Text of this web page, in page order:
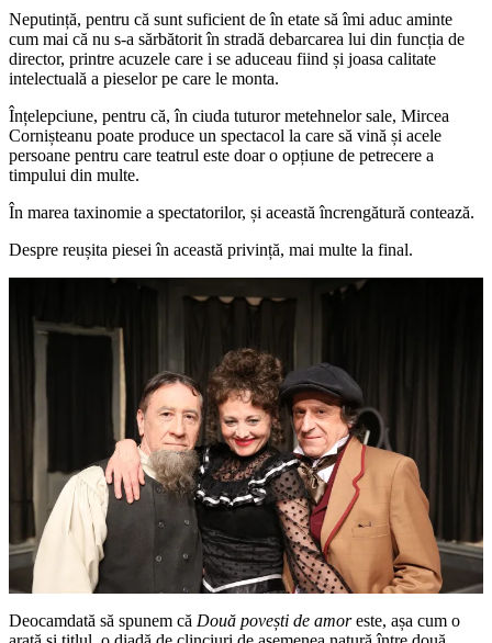
Neputință, pentru că sunt suficient de în etate să îmi aduc aminte
cum mai că nu s-a sărbătorit în stradă debarcarea lui din funcția de
director, printre acuzele care i se aduceau fiind și joasa calitate
intelectuală a pieselor pe care le monta.
Înțelepciune, pentru că, în ciuda tuturor metehnelor sale, Mircea
Cornișteanu poate produce un spectacol la care să vină și acele
persoane pentru care teatrul este doar o opțiune de petrecere a
timpului din multe.
În marea taxinomie a spectatorilor, și această încrengătură contează.
Despre reușita piesei în această privință, mai multe la final.
Deocamdată să spunem că Două povești de amoreste, așa cum o